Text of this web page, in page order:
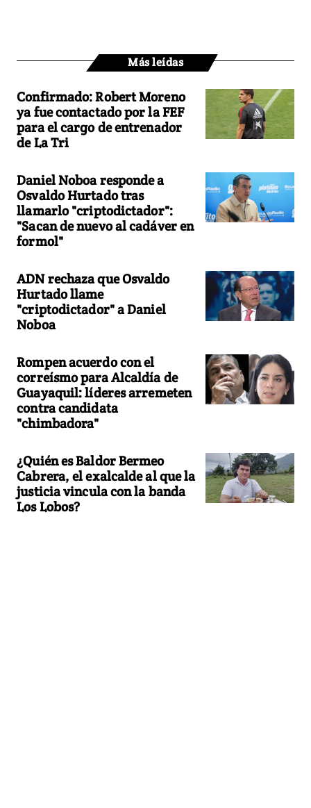
Más leídas
Confirmado: Robert Moreno
ya fue contactado por la FEF
para el cargo de entrenador
de La Tri
Daniel Noboa responde a
Osvaldo Hurtado tras
llamarlo "criptodictador":
"Sacan de nuevo al cadáver en
formol"
ADN rechaza que Osvaldo
Hurtado llame
"criptodictador" a Daniel
Noboa
Rompen acuerdo con el
correísmo para Alcaldía de
Guayaquil: líderes arremeten
contra candidata
"chimbadora"
¿Quién es Baldor Bermeo
Cabrera, el exalcalde al que la
justicia vincula con la banda
Los Lobos?